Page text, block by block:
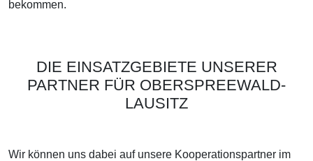
bekommen.
DIE EINSATZGEBIETE UNSERER
PARTNER FÜR OBERSPREEWALD-
LAUSITZ
Wir können uns dabei auf unsere Kooperationspartner im